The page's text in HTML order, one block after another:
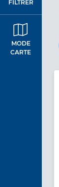
FILTRER
MODE
CARTE